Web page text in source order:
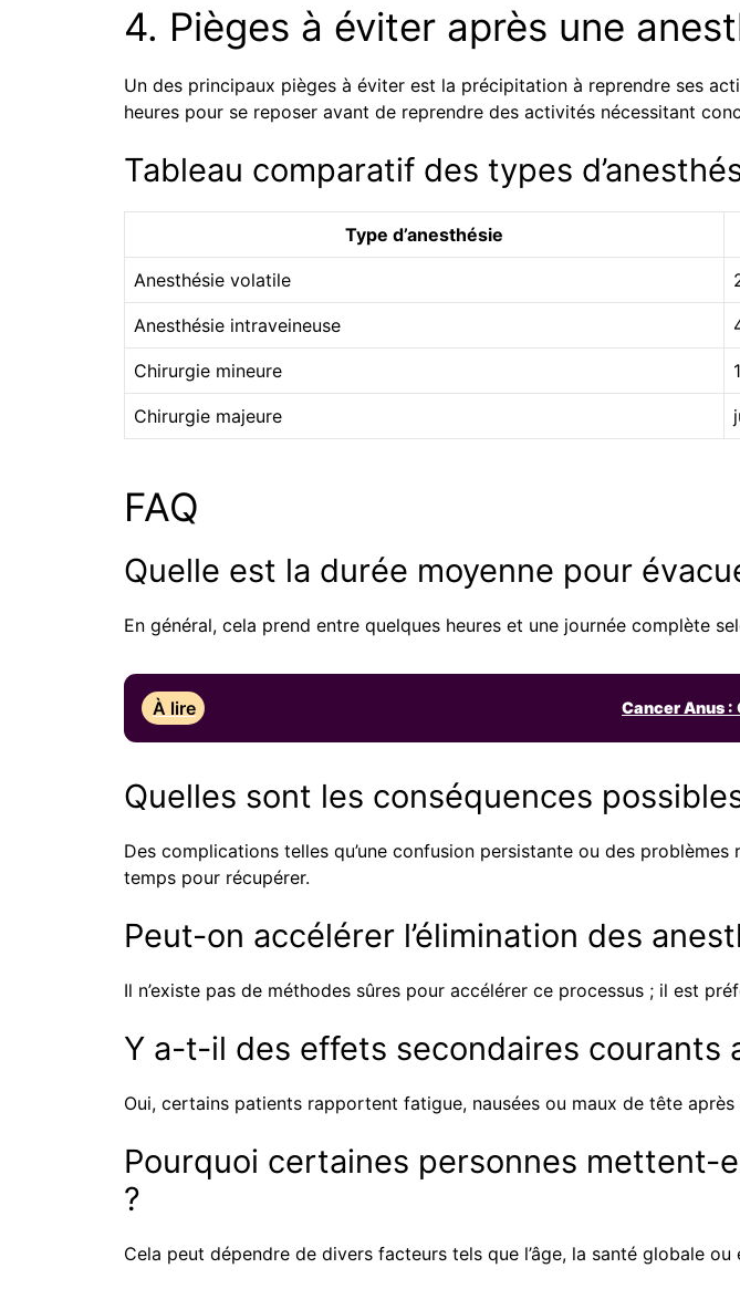
4. Pièges à éviter après une
Un des principaux pièges à éviter est la précipitation à reprendre ses
heures pour se reposer avant de reprendre des activités nécessitant
Tableau comparatif des types
Type d’anesthésie
Anesthésie volatile
Anesthésie intraveineuse
Chirurgie mineure
Chirurgie majeure
FAQ
Quelle est la durée moyenne pour
En général, cela prend entre quelques heures et une journée complète
À lire Cancer Anus :
Quelles sont les conséquences
Des complications telles qu’une confusion persistante ou des
temps pour récupérer.
Peut-on accélérer l’élimination des
Il n’existe pas de méthodes sûres pour accélérer ce processus ; il est
Y a-t-il des effets secondaires courants
Oui, certains patients rapportent fatigue, nausées ou maux de tête
Pourquoi certaines personnes mettent-
?
Cela peut dépendre de divers facteurs tels que l’âge, la santé globale